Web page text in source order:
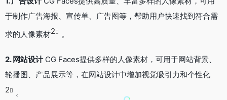
于制作广告海报、宣传单、广告图等，帮助用户快速找到符合需
求的人像素材2 。
2. 网站设计CG Faces提供多样的人像素材，可用于网站背景、
轮播图、产品展示等，在网站设计中增加视觉吸引力和个性化
2
。